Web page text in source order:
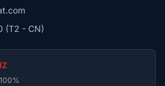
thiết bị, remote (2 pin AAA), bộ
USB‑C to A dài 1,8 m. Lưu ý:
(T2 - CN)